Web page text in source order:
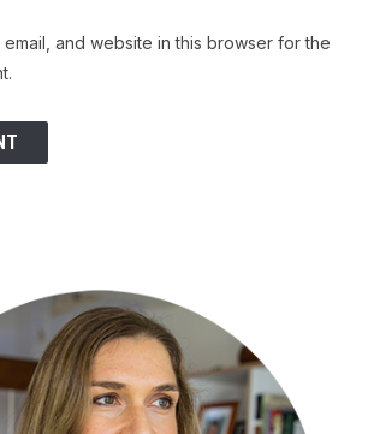
email, and website in this browser for the